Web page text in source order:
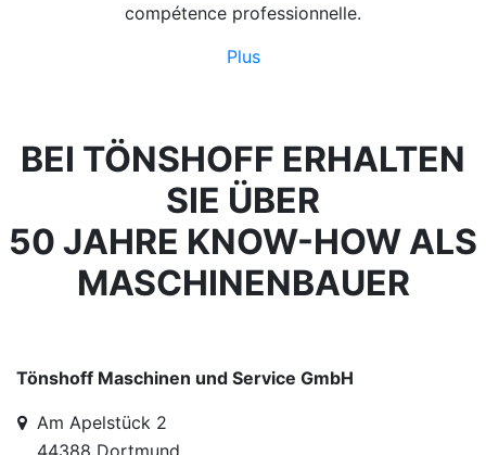
compétence professionnelle.
Plus
BEI TÖNSHOFF ERHALTEN
SIE ÜBER
50 JAHRE KNOW-HOW ALS
MASCHINENBAUER
Tönshoff Maschinen und Service GmbH
Am Apelstück 2
44388 Dortmund